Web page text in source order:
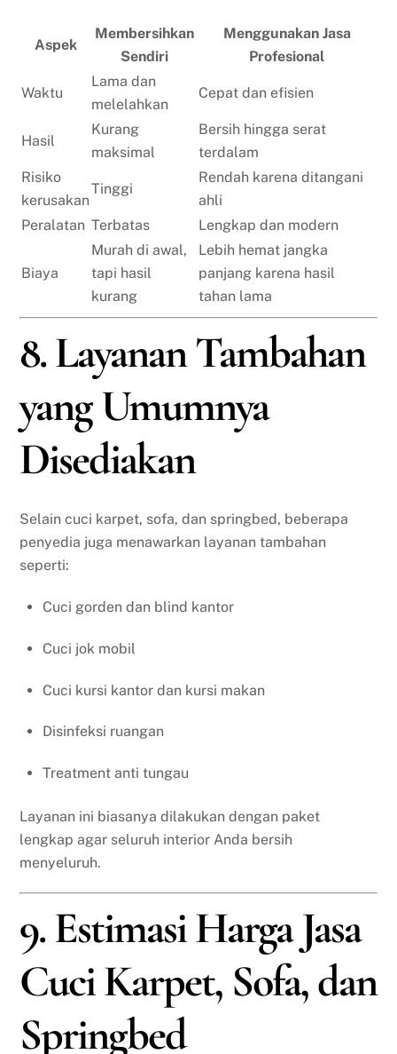
Aspek
Membersihkan
Sendiri
Menggunakan Jasa
Profesional
Waktu
Lama dan
melelahkan
Cepat dan efisien
Hasil
Kurang
maksimal
Bersih hingga serat
terdalam
Risiko
kerusakan
Tinggi
Rendah karena ditangani
ahli
Peralatan Terbatas Lengkap dan modern
Biaya
Murah di awal,
tapi hasil
kurang
Lebih hemat jangka
panjang karena hasil
tahan lama
8. Layanan Tambahan
yang Umumnya
Disediakan
Selain cuci karpet, sofa, dan springbed, beberapa
penyedia juga menawarkan layanan tambahan
seperti:
Cuci gorden dan blind kantor
Cuci jok mobil
Cuci kursi kantor dan kursi makan
Disinfeksi ruangan
Treatment anti tungau
Layanan ini biasanya dilakukan dengan paket
lengkap agar seluruh interior Anda bersih
menyeluruh.
9. Estimasi Harga Jasa
Cuci Karpet, Sofa, dan
Springbed